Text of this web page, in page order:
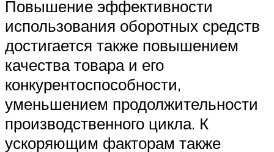
Повышение эффективности
использования оборотных средств
достигается также повышением
качества товара и его
конкурентоспособности,
уменьшением продолжительности
производственного цикла. К
ускоряющим факторам также